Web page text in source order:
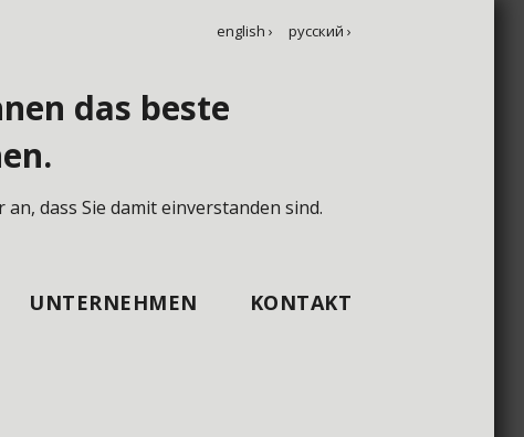
english › русский ›
das beste
dass Sie damit einverstanden sind.
UNTERNEHMEN KONTAKT
KSA 40S–150S